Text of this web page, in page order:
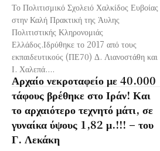
Το Πολιτισμικό Σχολειό Χαλκίδος Ευβοίας
στην Καλή Πρακτική της Άυλης
Πολιτιστικής Κληρονομιάς
Ελλάδος.Ιδρύθηκε το 2017 από τους
εκπαιδευτικούς (ΠΕ70) Δ. Λιανοστάθη και
Ι. Χαλεπά....
Αρχαίο νεκροταφείο με 40.000
τάφους βρέθηκε στο Ιράν! Και
το αρχαιότερο τεχνητό μάτι, σε
γυναίκα ύψους 1,82 μ.!!! – του
Γ. Λεκάκη